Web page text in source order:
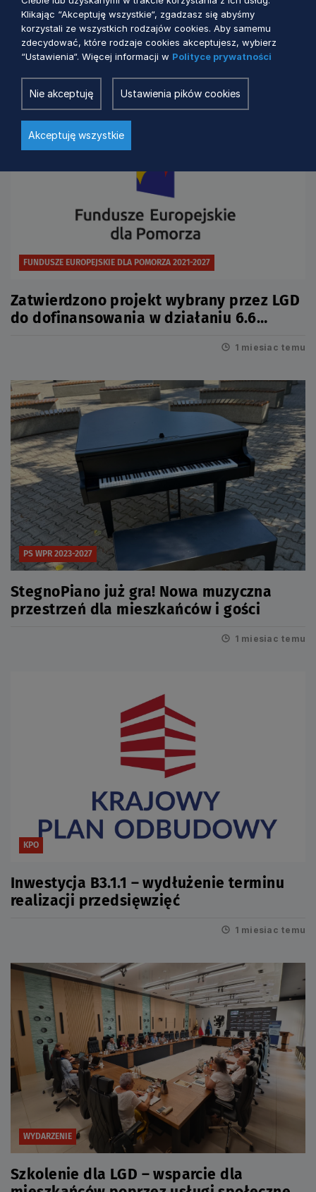
I.10.8 Scalanie gruntów – Lista operacji
wybranych do przyznania pomocy
1 miesiac temu
FUNDUSZE EUROPEJSKIE DLA POMORZA 2021-2027
Zatwierdzono projekt wybrany przez LGD
do dofinansowania w działaniu 6.6
1 miesiac temu
PS WPR 2023-2027
StegnoPiano już gra! Nowa muzyczna
przestrzeń dla mieszkańców i gości
1 miesiac temu
KPO
Inwestycja B3.1.1 – wydłużenie terminu
realizacji przedsięwzięć
1 miesiac temu
WYDARZENIE
Szkolenie dla LGD – wsparcie dla
Klikając “Akceptuję wszystkie“, zgadzasz się abyśmy
korzystali ze wszystkich rodzajów cookies. Aby samemu
zdecydować, które rodzaje cookies akceptujesz, wybierz
“Ustawienia“. Więcej informacji w Polityce prywatności
Nie akceptuję Ustawienia pików cookies
Akceptuję wszystkie